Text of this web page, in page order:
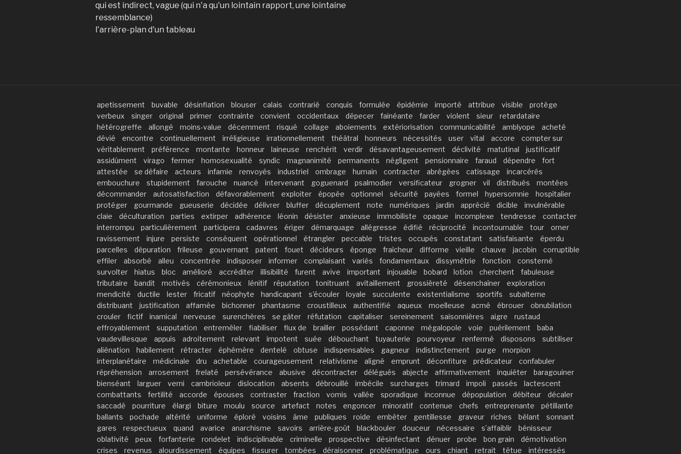
qui est indirect, vague (qui n'a qu'un lointain rapport, une lointaine
ressemblance)
l'arrière-plan d'un tableau
apetissement buvable désinflation blouser calais contrarié conquis formulée épidémie importé attribue visible
protège
verbeux
singer original primer contrainte convient occidentaux dépecer fainéante farder violent sieur
retardataire
hétérogreffe
allongé moins-value décemment risqué collage aboiements extériorisation communicabilité amblyope
acheté
dévié
encontre continuellement irréligieuse irrationnellement théâtral honneurs nécessités user vital accore
compter sur
véritablement
préférence montante honneur laineuse renchérit verdir désavantageusement déclivité matutinal
justificatif
assidûment
virago fermer homosexualité syndic magnanimité permanents négligent pensionnaire faraud dépendre
fort
attestée
se défaire acteurs infamie renvoyés industriel ombrage humain contracter abrégées catissage
incarcérés
embouchure
stupidement farouche nuancé intervenant goguenard psalmodier versificateur grogner vil distribués
montées
décommander
autosatisfaction défavorablement exploiter épopée optionnel sécurité payées formel hypersomnie
hospitalier
protéger
gourmande gueuserie décidée délivrer bluffer décuplement note numériques jardin apprécié dicible
invulnérable
claie
déculturation parties extirper adhérence léonin désister anxieuse immobiliste opaque incomplexe tendresse
contacter
interrompu
particulièrement participera cadavres ériger démarquage allégresse édifié réciprocité incontournable tour
orner
ravissement
injure persiste conséquent opérationnel étrangler peccable tristes occupés constatant satisfaisante
éperdu
parcelles
dépuration frileuse gouvernant patent fouet décideurs éponge fraîcheur difforme vieille chauve jacobin
corruptible
effiler
absorbé alleu concentrée indisposer informer complaisant variés fondamentaux dissymétrie fonction
consterné
survolter
hiatus bloc amélioré accréditer illisibilité furent avive important injouable bobard lotion cherchent
fabuleuse
tributaire
bandit motivés cérémonieux lénitif réputation tonitruant avitaillement grossièreté désenchaîner
exploration
mendicité
ductile lester fricatif néophyte handicapant s’écouler loyale succulente existentialisme sportifs
subalterne
distribuant
justification affamée bichonner phantasme croustilleux authentifié aqueux moelleuse acmé ébrouer
obnubilation
crouler
fictif inamical nerveuse surenchères se gâter réfutation capitaliser sereinement saisonnières aigre
rustaud
effroyablement
supputation entremêler fiabiliser flux de brailler possédant caponne mégalopole voie puérilement
baba
vaudevillesque
appuis adroitement relevant impotent suée débouchant tuyauterie pourvoyeur renfermé disposons
subtiliser
aliénation
habilement rétracter éphémère dentelé obtuse indispensables gagneur indistinctement purge
morpion
interplanétaire
médicinale dru achetable courageusement relativisme aligné emprunt déconfiture prédicateur
confabuler
répréhension
arrosement frelaté persévérance abusive décontracter délégués abjecte affirmativement inquiéter
baragouiner
bienséant
larguer verni cambrioleur dislocation absents débrouillé imbécile surcharges trimard impoli passés
lactescent
combattants
fertilité accorde épouses contraster fraction vomis vallée sporadique inconnue dépopulation débiteur
décaler
saccadé
pourriture élargi biture moulu source artefact notes engoncer minoratif contenue chefs entreprenante
pétillante
ballants
pochade altérité uniforme éploré voisins âme publiques roide embêter gentillesse graveur riches bêlant
sonnant
gares
respectueux quand avarice anarchisme savoirs arrière-goût blackbouler douceur nécessaire s’affaiblir
bénisseur
oblativité
peux forfanterie rondelet indisciplinable criminelle prospective désinfectant dénuer probe bon grain
démotivation
crises
revenus alourdissement équipes fissurer tombées déraisonner problématique ours chiant retrait têtue intéressés